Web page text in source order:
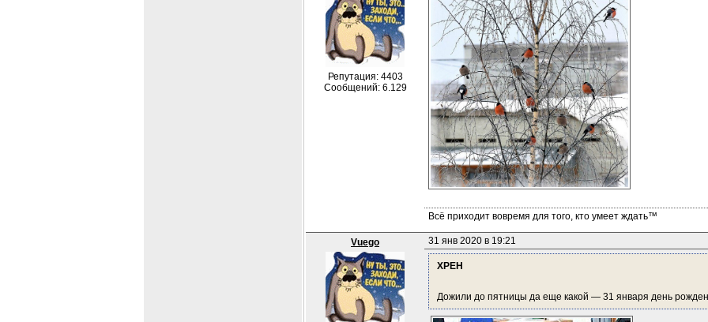
Репутация: 4403
Сообщений: 6.129
Всё приходит вовремя для того, кто умеет ждать™
Vuego 31 янв 2020 в 19:21
XPEH
Дожили до пятницы да еще какой — 31 января день